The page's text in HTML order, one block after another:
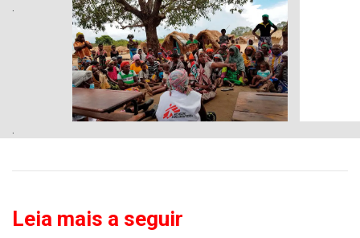
.
Leia mais a seguir